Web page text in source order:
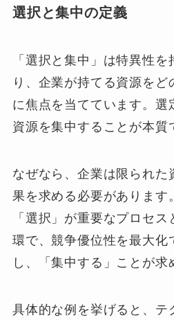
選択と集中の定義
「選択と集中」は特異性
り、企業が持てる資源を
に焦点を当てています。選
資源を集中することが本質
なぜなら、企業は限られた
果を求める必要があります
「選択」が重要なプロセ
環で、競争優位性を最大化
し、「集中する」ことが求
具体的な例を挙げると、テ